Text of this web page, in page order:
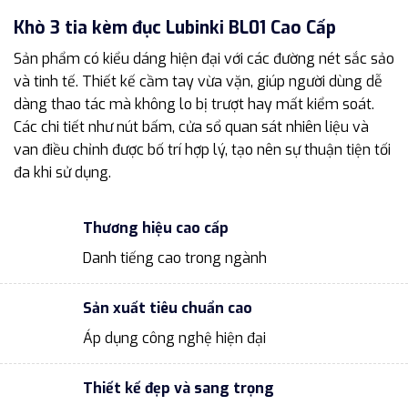
Khò 3 tia kèm đục Lubinki BL01 Cao Cấp
Sản phẩm có kiểu dáng hiện đại với các đường nét sắc sảo
và tinh tế. Thiết kế cầm tay vừa vặn, giúp người dùng dễ
dàng thao tác mà không lo bị trượt hay mất kiểm soát.
Các chi tiết như nút bấm, cửa sổ quan sát nhiên liệu và
van điều chỉnh được bố trí hợp lý, tạo nên sự thuận tiện tối
đa khi sử dụng.
Thương hiệu cao cấp
Danh tiếng cao trong ngành
Sản xuất tiêu chuẩn cao
Áp dụng công nghệ hiện đại
Thiết kế đẹp và sang trọng